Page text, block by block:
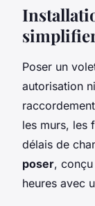
Poser un
autorisation
les murs, les
délais de
poser,
heures avec